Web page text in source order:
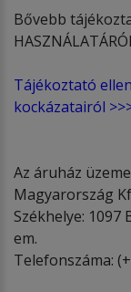
Bővebb
Tájékoztató
kockázatairól
Az áruház
Magyarország
Székhelye: 1097
em.
Telefonszáma: